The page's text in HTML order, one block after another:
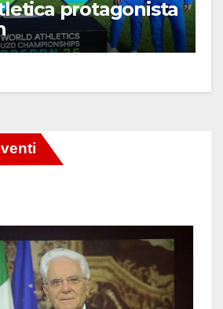
protagonista